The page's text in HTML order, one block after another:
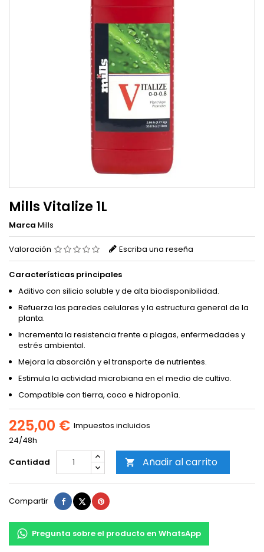
Mills Vitalize 1L
Marca Mills
Valoración Escriba una reseña
Características principales
Aditivo con silicio soluble y de alta biodisponibilidad.
Refuerza las paredes celulares y la estructura general de la
planta.
Incrementa la resistencia frente a plagas, enfermedades y
estrés ambiental.
Mejora la absorción y el transporte de nutrientes.
Estimula la actividad microbiana en el medio de cultivo.
Compatible con tierra, coco e hidroponía.
225,00 € Impuestos incluidos
24/48h
Cantidad
 Añadir al carrito
Compartir Compartir
TuitearPinterest
Pregunta sobre el producto en WhatsApp